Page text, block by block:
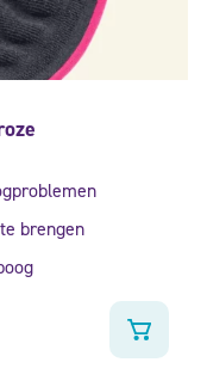
brengen